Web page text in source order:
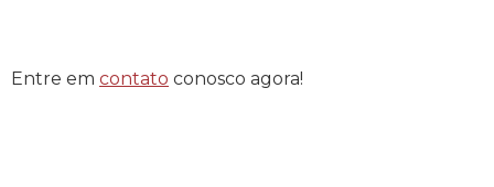
Entre em contato conosco agora!